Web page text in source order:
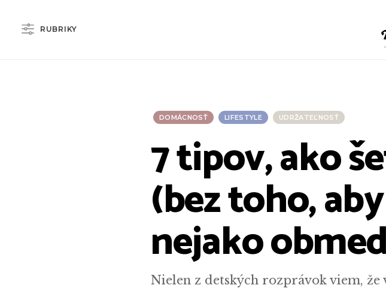
RUBRIKY
DOMÁCNOSŤ LIFESTYLE UDRŽATEĽNOSŤ
7 tipov, ako
(bez toho,
nejako
Nielen z detských rozprávok viem, že